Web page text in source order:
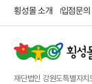
횡성몰 소개 입점문의
재단법인 강원도특별자